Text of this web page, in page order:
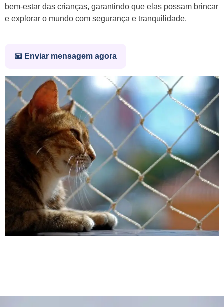
bem-estar das crianças, garantindo que elas possam brincar
e explorar o mundo com segurança e tranquilidade.
📧 Enviar mensagem agora